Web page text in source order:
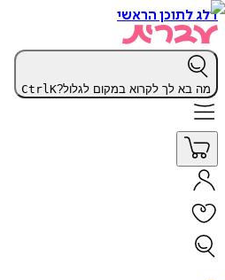
דלג לתוכן הראשי
מה בא לך לקרוא במקום לגלול? CtrlK